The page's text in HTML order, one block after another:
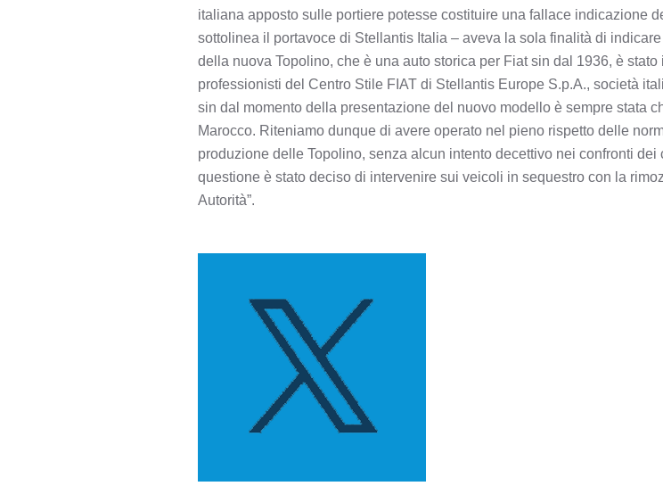
italiana apposto sulle portiere potesse costituire una fallace indicazione
sottolinea il portavoce di Stellantis Italia – aveva la sola finalità di
della nuova Topolino, che è una auto storica per Fiat sin dal 1936, è
professionisti del Centro Stile FIAT di Stellantis Europe S.p.A., società
sin dal momento della presentazione del nuovo modello è sempre stata
Marocco. Riteniamo dunque di avere operato nel pieno rispetto delle
produzione delle Topolino, senza alcun intento decettivo nei confronti
questione è stato deciso di intervenire sui veicoli in sequestro con la
Autorità”.